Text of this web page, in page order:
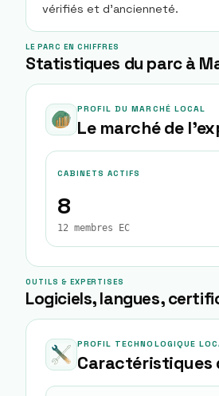
vérifiés et d'ancienneté.
LE PARC EN CHIFFRES
Statistiques du parc à
PROFIL DU MARCHÉ LOCAL
Le marché de
CABINETS ACTIFS
8
12 membres EC
OUTILS & EXPERTISES
Logiciels, langues,
PROFIL TECHNOLOGIQUE
Caractéristiques